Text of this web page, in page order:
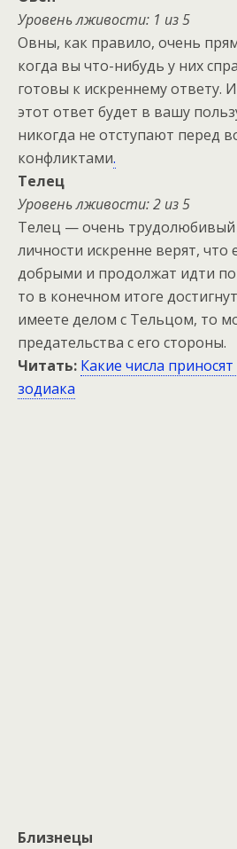
Уровень лживости: 1 из 5
Овны, как правило, очень
когда вы что-нибудь у них
готовы к искреннему ответу.
этот ответ будет в вашу
никогда не отступают перед
конфликтами.
Телец
Уровень лживости: 2 из 5
Телец — очень трудолюбивый
личности искренне верят, что
добрыми и продолжат идти
то в конечном итоге
имеете делом с Тельцом, то
предательства с его стороны.
Читать: Какие числа
зодиака
Близнецы